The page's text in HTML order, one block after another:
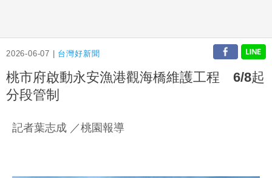
2026-06-07 | 台灣好新聞
桃市府啟動永安漁港觀海橋維護工程 6/8起
分段管制
記者葉志成 ／桃園報導